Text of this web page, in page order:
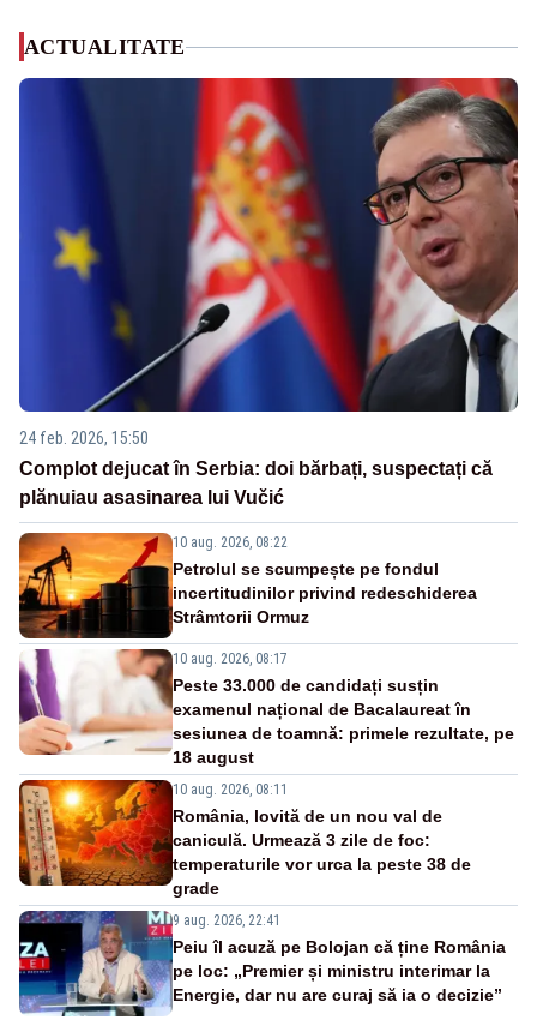
ACTUALITATE
24 feb. 2026, 15:50
Complot dejucat în Serbia: doi bărbați, suspectați că
plănuiau asasinarea lui Vučić
10 aug. 2026, 08:22
Petrolul se scumpește pe fondul
incertitudinilor privind redeschiderea
Strâmtorii Ormuz
10 aug. 2026, 08:17
Peste 33.000 de candidați susțin
examenul național de Bacalaureat în
sesiunea de toamnă: primele rezultate, pe
18 august
10 aug. 2026, 08:11
România, lovită de un nou val de
caniculă. Urmează 3 zile de foc:
temperaturile vor urca la peste 38 de
grade
9 aug. 2026, 22:41
Peiu îl acuză pe Bolojan că ține România
pe loc: „Premier și ministru interimar la
Energie, dar nu are curaj să ia o decizie”